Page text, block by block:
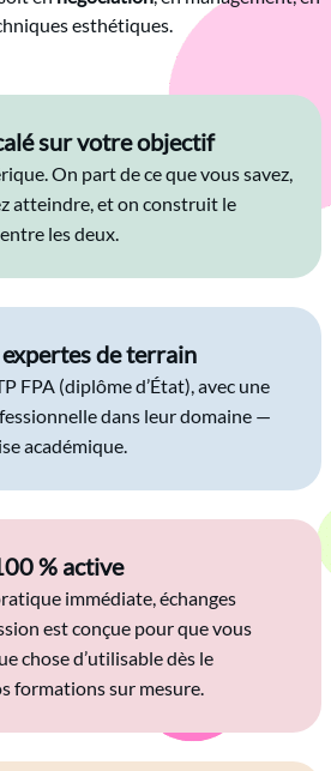
esthétiques.
sur votre objectif
On part de ce que vous savez,
atteindre, et on construit le
les deux.
de terrain
FPA (diplôme d’État), avec une
dans leur domaine —
académique.
% active
immédiate, échanges
est conçue pour que vous
chose d’utilisable dès le
formations sur mesure.